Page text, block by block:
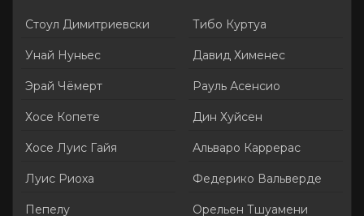
Стоул Димитриевски
Унай Нуньес
Эрай Чёмерт
Хосе Копете
Хосе Луис Гайя
Луис Риоха
Пепелу
Тибо Куртуа
Давид Хименес
Рауль Асенсио
Дин Хуйсен
Альваро Каррерас
Федерико Вальверде
Орельен Тшуамени